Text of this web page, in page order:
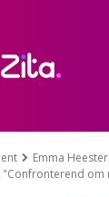
Emma
om